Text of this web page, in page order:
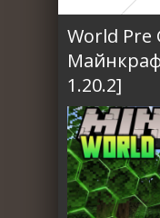
World Pre
1.20.2]